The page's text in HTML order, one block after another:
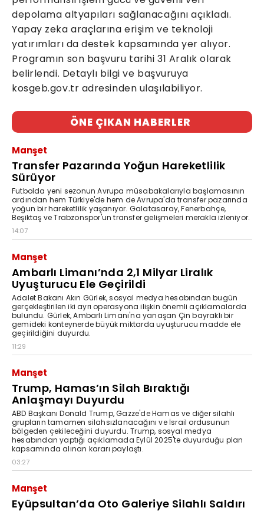
depolama altyapıları sağlanacağını açıkladı.
Yapay zeka araçlarına erişim ve teknoloji
yatırımları da destek kapsamında yer alıyor.
Programın son başvuru tarihi 31 Aralık olarak
belirlendi. Detaylı bilgi ve başvuruya
kosgeb.gov.tr adresinden ulaşılabiliyor.
ÖNE ÇIKAN HABERLER
Manşet
Transfer Pazarında Yoğun Hareketlilik
Sürüyor
Futbolda yeni sezonun Avrupa müsabakalarıyla başlamasının
ardından hem Türkiye'de hem de Avrupa'da transfer pazarında
yoğun bir hareketlilik yaşanıyor. Galatasaray, Fenerbahçe,
Beşiktaş ve Trabzonspor'un transfer gelişmeleri merakla izleniyor.
14:07
Manşet
Ambarlı Limanı’nda 2,1 Milyar Liralık
Uyuşturucu Ele Geçirildi
Adalet Bakanı Akın Gürlek, sosyal medya hesabından bugün
gerçekleştirilen iki ayrı operasyona ilişkin önemli açıklamalarda
bulundu. Gürlek, Ambarlı Limanı'na yanaşan Çin bayraklı bir
gemideki konteynerde büyük miktarda uyuşturucu madde ele
geçirildiğini duyurdu.
11:29
Manşet
Trump, Hamas’ın Silah Bıraktığı
Anlaşmayı Duyurdu
ABD Başkanı Donald Trump, Gazze'de Hamas ve diğer silahlı
grupların tamamen silahsızlanacağını ve İsrail ordusunun
bölgeden çekileceğini duyurdu. Trump, sosyal medya
hesabından yaptığı açıklamada Eylül 2025'te duyurduğu plan
kapsamında alınan kararı paylaştı.
03:27
Manşet
Eyüpsultan’da Oto Galeriye Silahlı Saldırı